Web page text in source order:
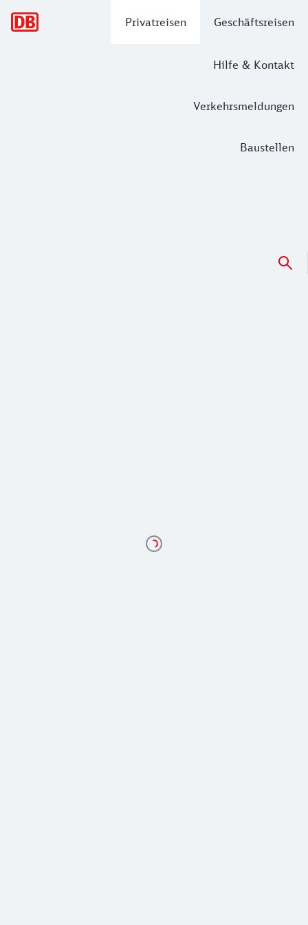
Privatreisen Geschäftsreisen
Hilfe & Kontakt
Verkehrsmeldungen
Baustellen